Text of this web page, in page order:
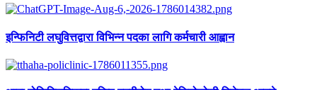
इन्फिनिटी लघुवित्तद्वारा विभिन्न पदका लागि कर्मचारी आह्वान